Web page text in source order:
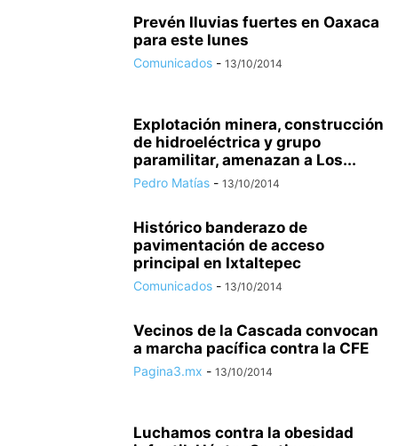
Prevén lluvias fuertes en Oaxaca
para este lunes
Comunicados - 13/10/2014
Explotación minera, construcción
de hidroeléctrica y grupo
paramilitar, amenazan a Los...
Pedro Matías - 13/10/2014
Histórico banderazo de
pavimentación de acceso
principal en Ixtaltepec
Comunicados - 13/10/2014
Vecinos de la Cascada convocan
a marcha pacífica contra la CFE
Pagina3.mx - 13/10/2014
Luchamos contra la obesidad